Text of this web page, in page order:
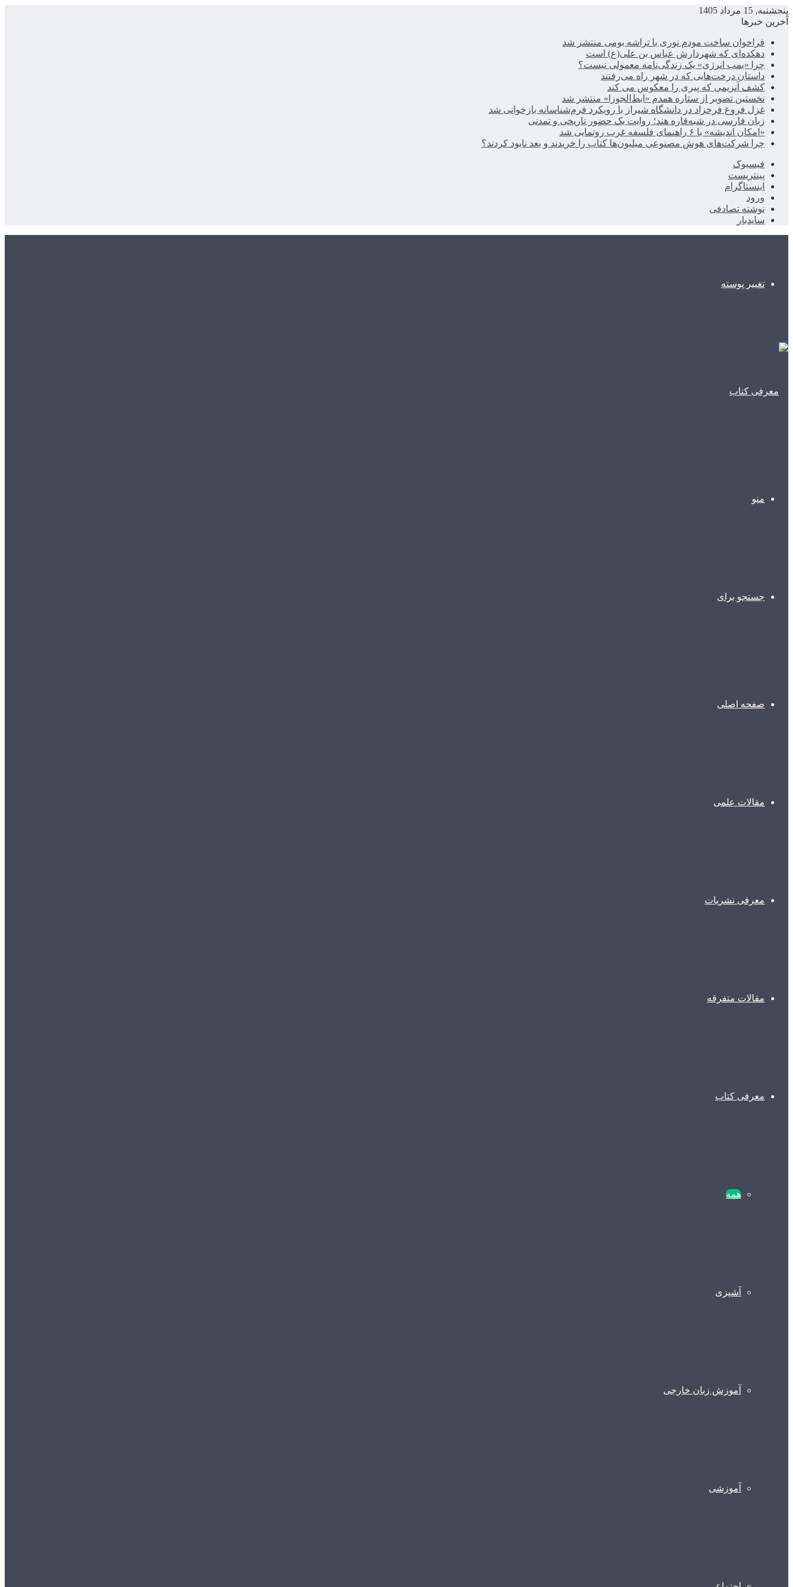
پنجشنبه, 15 مرداد 1405
آخرین خبرها
فراخوان ساخت مودم نوری با تراشه بومی منتشر شد
دهکده‌ای که شهردارش عباس بن علی(ع) است
چرا «بمب انرژی» یک زندگی‌نامه معمولی نیست؟
داستان درخت‌هایی که در شهر راه می‌رفتند
کشف آنزیمی که پیری را معکوس می کند
نخستین تصویر از ستاره همدم «ابط‌الجوزا» منتشر شد
غزل فروغ فرخزاد در دانشگاه شیراز با رویکرد فرم‌شناسانه بازخوانی شد
زبان فارسی در شبه‌قاره هند؛ روایت یک حضور تاریخی و تمدنی
«امکان اندیشه» با ۶ راهنمای فلسفه غرب رونمایی شد
چرا شرکت‌های هوش مصنوعی میلیون‌ها کتاب را خریدند و بعد نابود کردند؟
فیسبوک
پینتریست
اینستاگرام
ورود
نوشته تصادفی
سایدبار
تغییر پوسته
منو
جستجو برای
صفحه اصلی
مقالات علمی
معرفی نشریات
مقالات متفرقه
معرفی کتاب
همه
آشپزی
آموزش زبان خارجی
آموزشی